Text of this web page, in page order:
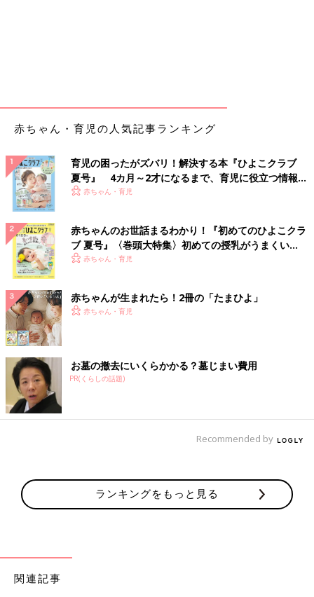
赤ちゃん・育児の人気記事ランキング
育児の困ったがズバリ！解決する本『ひよこクラブ
夏号』 4カ月～2才になるまで、育児に役立つ情報が
いっぱい！
赤ちゃん・育児
赤ちゃんのお世話まるわかり！『初めてのひよこクラ
ブ 夏号』〈巻頭大特集〉初めての授乳がうまくい
く！ おっぱい・ミルクの基本と夏のトラブル 解決テ
赤ちゃん・育児
赤ちゃんが生まれたら！2冊の「たまひよ」
赤ちゃん・育児
お墓の撤去にいくらかかる？墓じまい費用
PR(くらしの話題)
Recommended by
ランキングをもっと見る
関連記事